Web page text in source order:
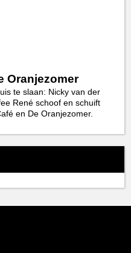
Oranjezomer
te slaan: Nicky van der
René schoof en schuift
en De Oranjezomer.